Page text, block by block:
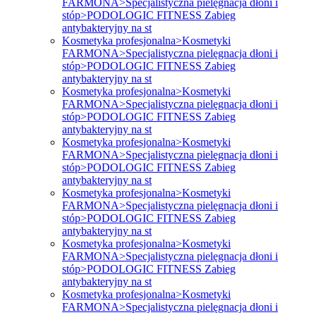
stóp>PODOLOGIC FITNESS Zabieg
antybakteryjny na st
Kosmetyka profesjonalna>Kosmetyki
FARMONA>Specjalistyczna pielęgnacja dłoni i
stóp>PODOLOGIC FITNESS Zabieg
antybakteryjny na st
Kosmetyka profesjonalna>Kosmetyki
FARMONA>Specjalistyczna pielęgnacja dłoni i
stóp>PODOLOGIC FITNESS Zabieg
antybakteryjny na st
Kosmetyka profesjonalna>Kosmetyki
FARMONA>Specjalistyczna pielęgnacja dłoni i
stóp>PODOLOGIC FITNESS Zabieg
antybakteryjny na st
Kosmetyka profesjonalna>Kosmetyki
FARMONA>Specjalistyczna pielęgnacja dłoni i
stóp>PODOLOGIC FITNESS Zabieg
antybakteryjny na st
Kosmetyka profesjonalna>Kosmetyki
FARMONA>Specjalistyczna pielęgnacja dłoni i
stóp>PODOLOGIC FITNESS Zabieg
antybakteryjny na st
Kosmetyka profesjonalna>Kosmetyki
FARMONA>Specjalistyczna pielęgnacja dłoni i